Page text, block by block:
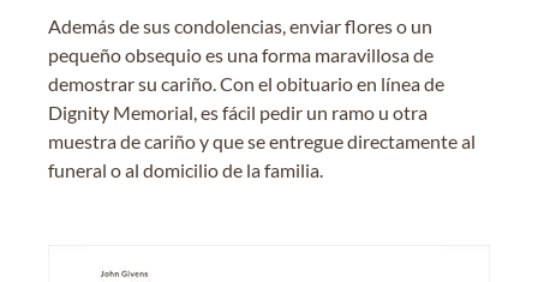
Además de sus condolencias, enviar flores o un
pequeño obsequio es una forma maravillosa de
demostrar su cariño. Con el obituario en línea de
Dignity Memorial, es fácil pedir un ramo u otra
muestra de cariño y que se entregue directamente al
funeral o al domicilio de la familia.